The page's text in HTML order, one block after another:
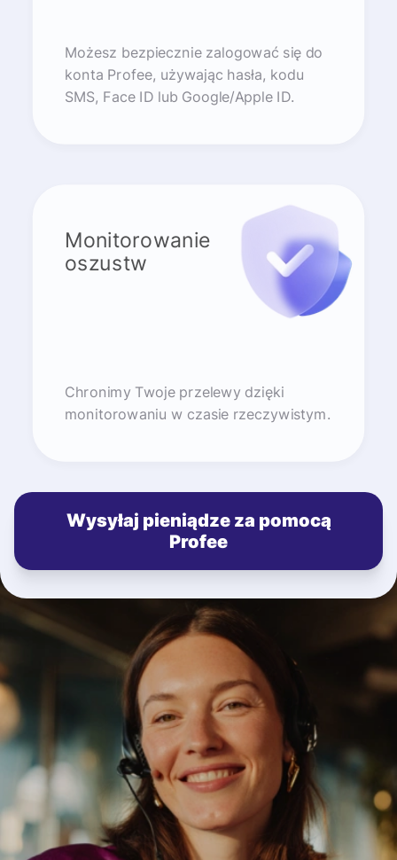
Możesz bezpiecznie zalogować się do
konta Profee, używając hasła, kodu
SMS, Face ID lub Google/Apple ID.
Monitorowanie
oszustw
Chronimy Twoje przelewy dzięki
monitorowaniu w czasie rzeczywistym.
Wysyłaj pieniądze za pomocą
Profee